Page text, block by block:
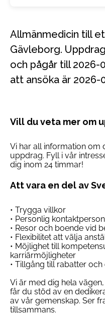
Allmänmedicin till ett uppdrag i Hudiksvall,
Gävleborg.
och pågår till 2026-
att ansöka är 2026-
Vill du veta mer om
Vi har all information om
uppdrag. Fyll i vår
dig inom 24 timmar!
Att vara en del av
• Trygga villkor
• Personlig kontaktperson
• Resor och boende vid
• Flexibilitet att välja
• Möjlighet till
karriärmöjligheter
• Tillgång till rabatter
Vi är med dig hela
får du stöd av en
av vår gemenskap. Ser
tillsammans.